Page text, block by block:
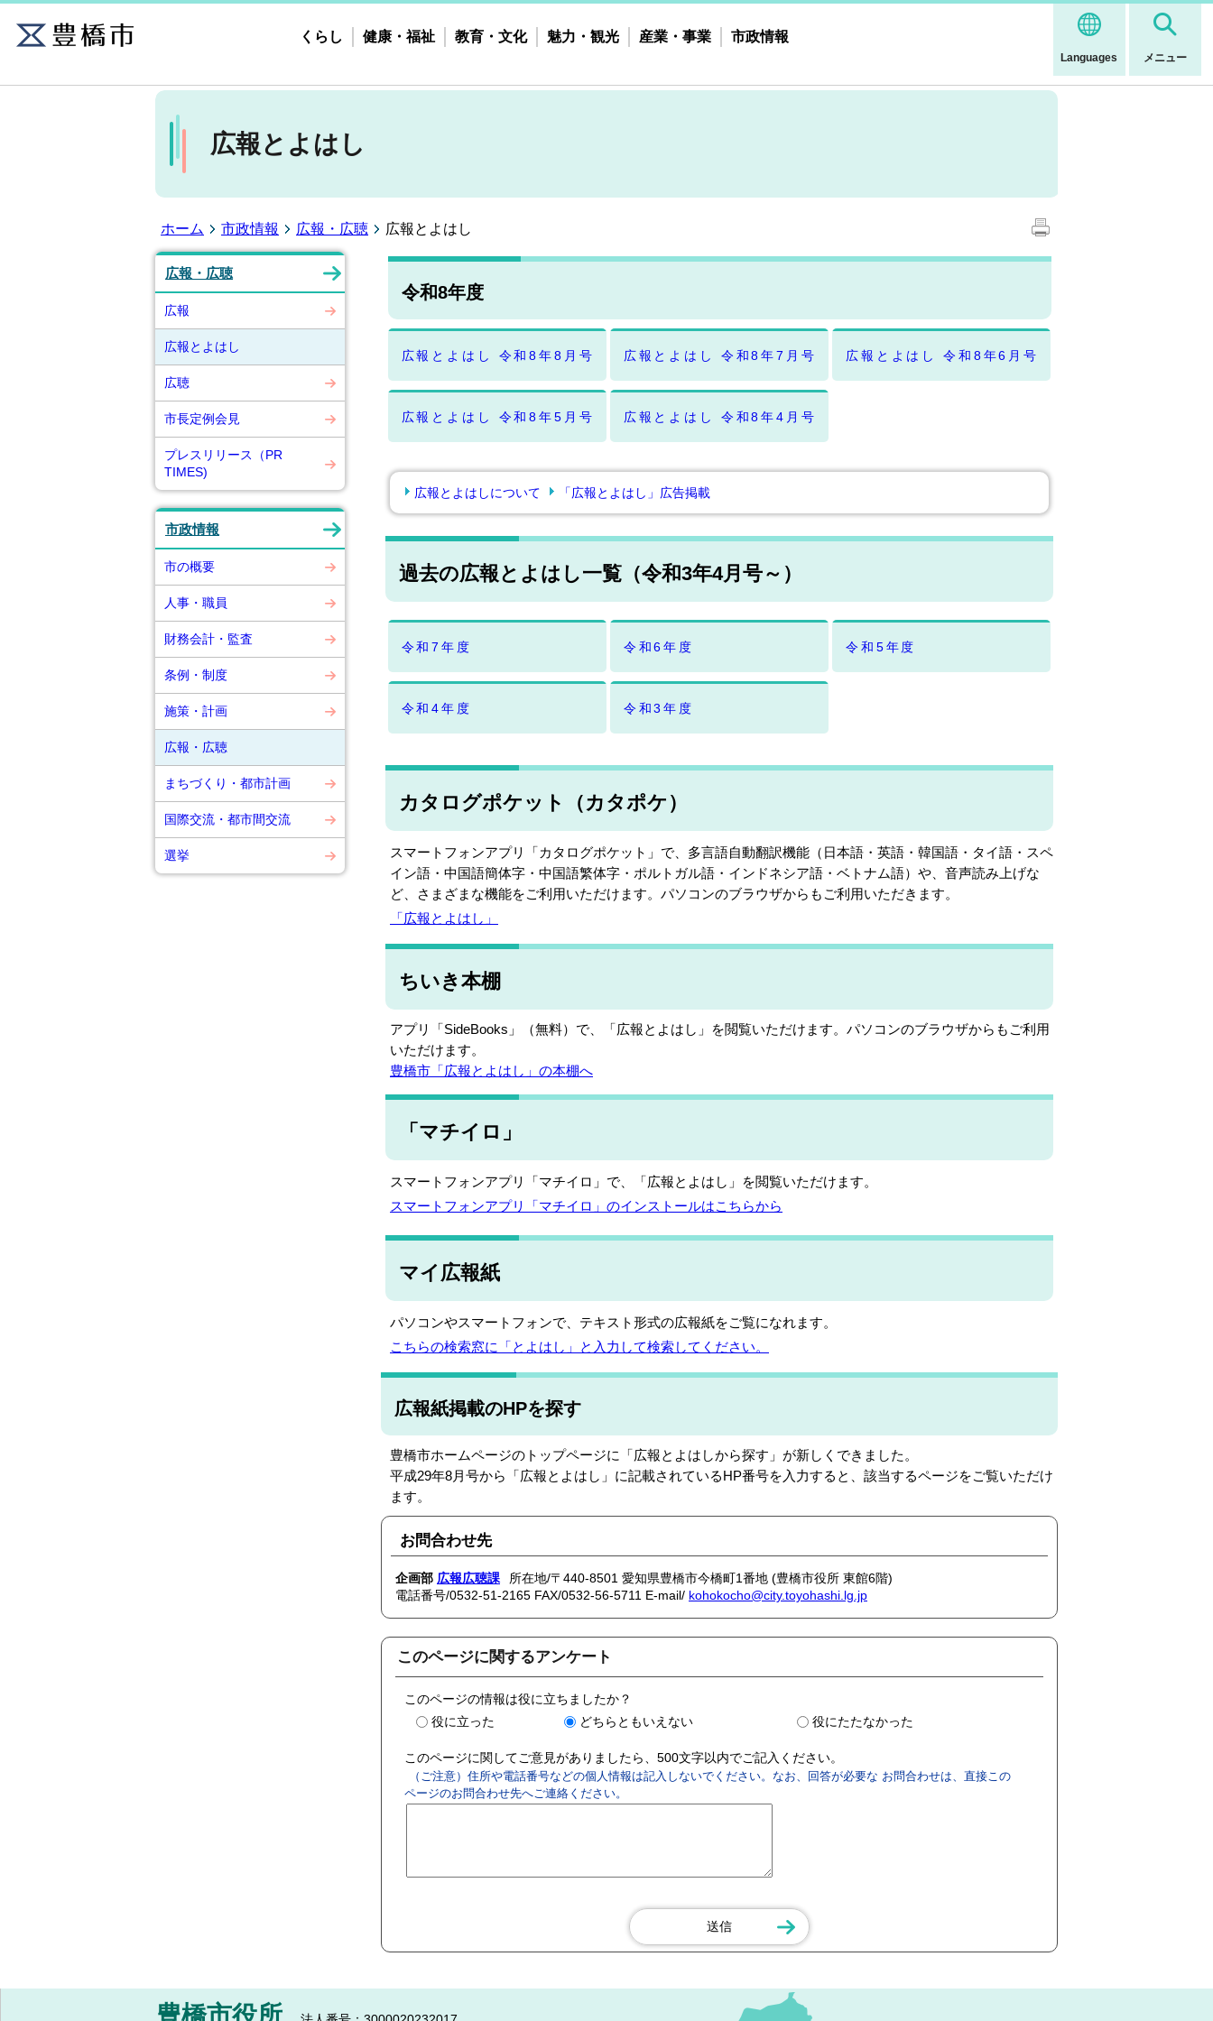
Languages メニュー
くらし 健康・福祉 教育・文化 魅力・観光 産業・事業 市政情報
広報とよはし
ホーム 市政情報 広報・広聴 広報とよはし
広報・広聴
広報
広報とよはし
広聴
市長定例会見
プレスリリース（PR
TIMES)
市政情報
市の概要
人事・職員
財務会計・監査
条例・制度
施策・計画
広報・広聴
まちづくり・都市計画
国際交流・都市間交流
選挙
令和8年度
広報とよはし 令和8年8月号 広報とよはし 令和8年7月号 広報とよはし 令和8年6月号
広報とよはし 令和8年5月号 広報とよはし 令和8年4月号
広報とよはしについて 「広報とよはし」広告掲載
過去の広報とよはし一覧（令和3年4月号～）
令和7年度 令和6年度 令和5年度
令和4年度 令和3年度
カタログポケット（カタポケ）
スマートフォンアプリ「カタログポケット」で、多言語自動翻訳機能（日本語・英語・韓国語・タイ語・スペ
イン語・中国語簡体字・中国語繁体字・ポルトガル語・インドネシア語・ベトナム語）や、音声読み上げな
ど、さまざまな機能をご利用いただけます。パソコンのブラウザからもご利用いただきます。
「広報とよはし」
ちいき本棚
アプリ「SideBooks」（無料）で、「広報とよはし」を閲覧いただけます。パソコンのブラウザからもご利用
いただけます。
豊橋市「広報とよはし」の本棚へ
「マチイロ」
スマートフォンアプリ「マチイロ」で、「広報とよはし」を閲覧いただけます。
スマートフォンアプリ「マチイロ」のインストールはこちらから
マイ広報紙
パソコンやスマートフォンで、テキスト形式の広報紙をご覧になれます。
こちらの検索窓に「とよはし」と入力して検索してください。
広報紙掲載のHPを探す
豊橋市ホームページのトップページに「広報とよはしから探す」が新しくできました。
平成29年8月号から「広報とよはし」に記載されているHP番号を入力すると、該当するページをご覧いただけ
ます。
お問合わせ先
企画部 広報広聴課
所在地/〒440-8501 愛知県豊橋市今橋町1番地 (豊橋市役所 東館6階)
電話番号/0532-51-2165 FAX/0532-56-5711 E-mail/ kohokocho@city.toyohashi.lg.jp
このページに関するアンケート
このページの情報は役に立ちましたか？
役に立った
どちらともいえない 役にたたなかった
このページに関してご意見がありましたら、500文字以内でご記入ください。
（ご注意）住所や電話番号などの個人情報は記入しないでください。なお、回答が必要な お問合わせは、直接この
ページのお問合わせ先へご連絡ください。
豊橋市役所